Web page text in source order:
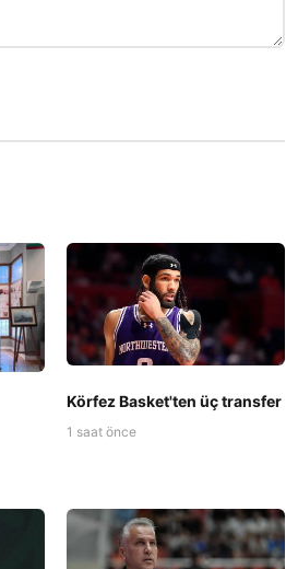
Körfez Basket'ten üç transfer
1 saat önce